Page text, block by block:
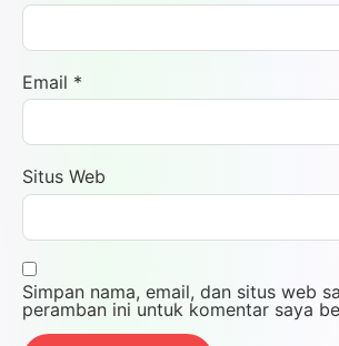
Email *
Situs Web
Simpan nama, email, dan situs web
peramban ini untuk komentar saya